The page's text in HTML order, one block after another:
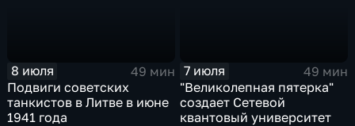
8 июля
49 мин
Подвиги советских
танкистов в Литве в июне
1941 года
7 июля
49 мин
"Великолепная пятерка"
создает Сетевой
квантовый университет